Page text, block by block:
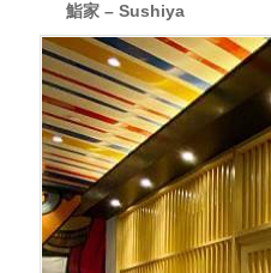
鮨家 – Sushiya